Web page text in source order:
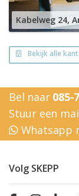
Kabelweg 24,
Bekijk alle
Bel naar 085-
Stuur een
Whatsapp
Volg SKEPP